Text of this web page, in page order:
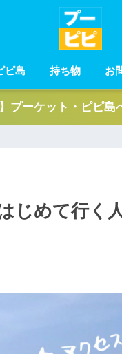
ピ島 持ち物 お
】プーケット・ピピ
じめて行く